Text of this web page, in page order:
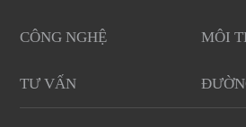
CÔNG NGHỆ MÔI
TƯ VẤN